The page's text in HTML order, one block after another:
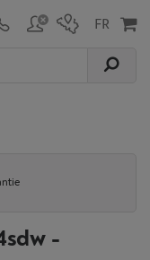
-